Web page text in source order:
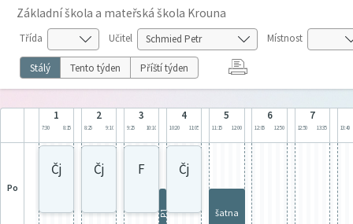
Základní škola a mateřská škola Krouna
Třída Učitel Místnost
Stálý Tento týden Příští týden
1
7:30 8:15
2
8:25 9:10
3
9:25 10:10
4
10:20 11:05
5
11:15 12:00
6
12:05 12:50
7
12:50 13:35 13:40
po
Čj Čj F Čj
P1 šatna